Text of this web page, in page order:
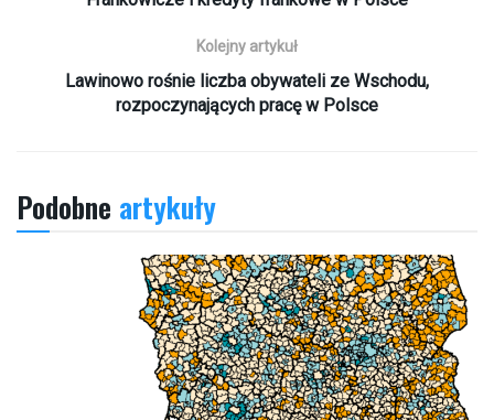
Kolejny artykuł
Lawinowo rośnie liczba obywateli ze Wschodu,
rozpoczynających pracę w Polsce
Podobne artykuły